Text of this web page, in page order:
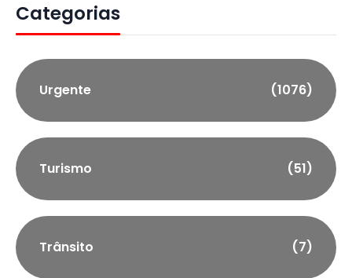
Categorias
Urgente (1076)
Turismo (51)
Trânsito (7)